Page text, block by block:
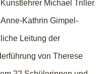
Michael Triller
Kathrin Gimpel-
Leitung der
von Therese